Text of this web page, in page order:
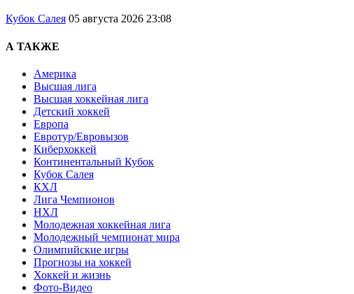
Кубок Салея 05 августа 2026 23:08
А ТАКЖЕ
Америка
Высшая лига
Высшая хоккейная лига
Детский хоккей
Европа
Евротур/Евровызов
Киберхоккей
Континентальный Кубок
Кубок Салея
КХЛ
Лига Чемпионов
НХЛ
Молодежная хоккейная лига
Молодежный чемпионат мира
Олимпийские игры
Прогнозы на хоккей
Хоккей и жизнь
Фото-Видео